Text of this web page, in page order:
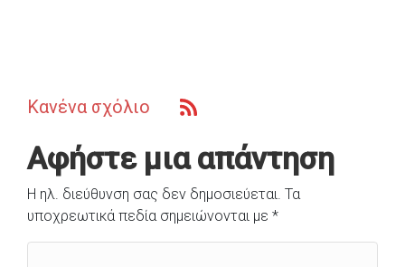
Κανένα σχόλιο
Αφήστε μια απάντηση
Η ηλ. διεύθυνση σας δεν δημοσιεύεται. Τα
υποχρεωτικά πεδία σημειώνονται με *